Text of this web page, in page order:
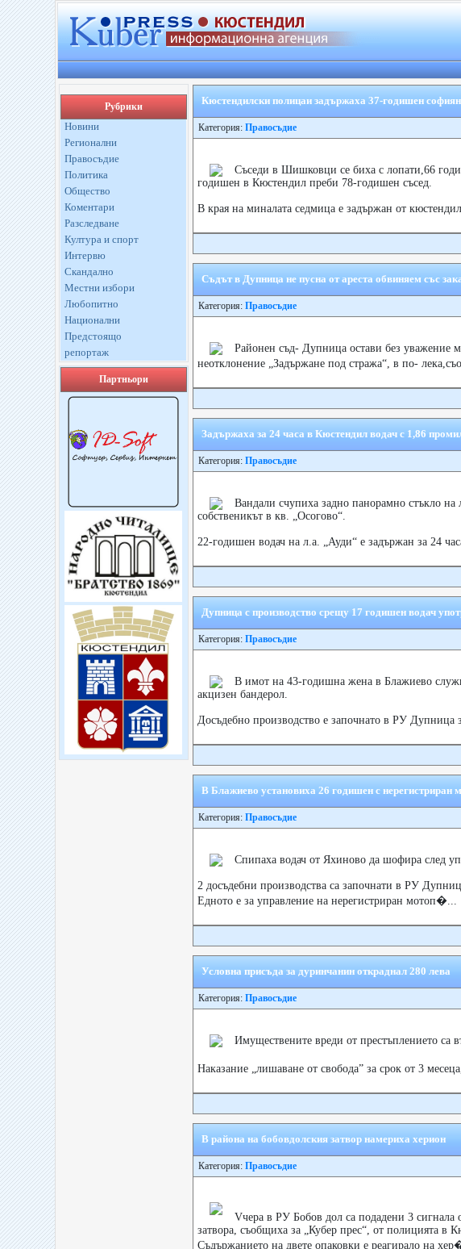
Рубрики
Новини
Регионални
Правосъдие
Политика
Общество
Коментари
Разследване
Култура и спорт
Интервю
Скандално
Местни избори
Любопитно
Национални
Предстоящо
репортаж
Партньори
Кюстендилски полицаи задържаха 37-годишен
Категория: Правосъдие
Съседи в Шишковци се биха с лопати,66
годишен в Кюстендил преби 78-годишен съсед.
В края на миналата седмица е задържан от
Съдът в Дупница не пуснa от ареста обвиняем със
Категория: Правосъдие
Районен съд- Дупница остави без уважение
неотклонение „Задържане под стража“, в по-
Задържаха за 24 часа в Кюстендил водач с 1,86
Категория: Правосъдие
Вандaли счупиха задно панорамно стъкло
собственикът в кв. „Осогово“.
22-годишен водач на л.а. „Ауди“ е задържан за 24
Дупница с производство срещу 17 годишен водач
Категория: Правосъдие
В имот на 43-годишна жена в Блажиево
акцизен бандерол.
Досъдебно производство е започнато в РУ
В Блажиево установиха 26 годишен с нерегистриран
Категория: Правосъдие
Спипаха водач от Яхиново да шофира след
2 досъдебни производства са започнати в РУ
Едното е за управление на нерегистриран мотоп�...
Условна присъда за дуринчанин откраднал 280 лева
Категория: Правосъдие
Имуществените вреди от престъплението са
Наказание „лишаване от свобода” за срок от 3
В района на бобовдолския затвор намериха херион
Категория: Правосъдие
Vчера в РУ Бобов дол са подадени 3 сигнала
затвора, съобщиха за „Кубер прес“, от полицията в
Съдържанието на двете опаковки е реагирало на